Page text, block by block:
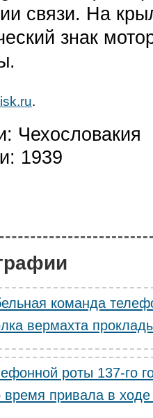
связи. На
знак
.
Чехословакия
1939
команда
вермахта
роты 137-го
время привала в